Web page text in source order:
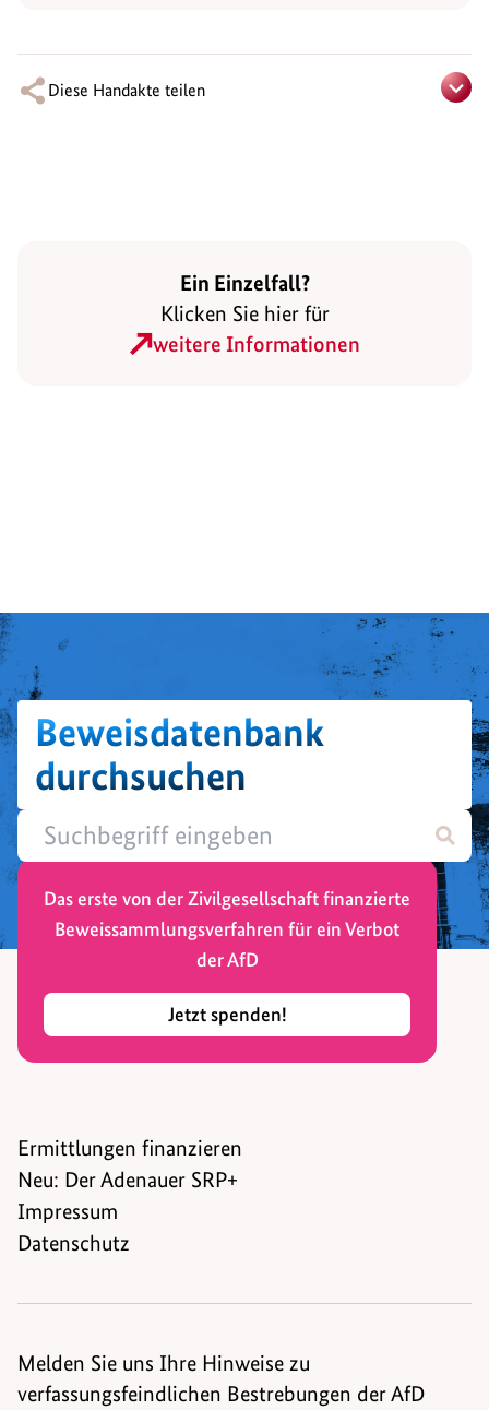
Diese Handakte teilen
Ein Einzelfall?
Klicken Sie hier für
weitere Informationen
Beweisdatenbank
durchsuchen
Das erste von der Zivilgesellschaft finanzierte
Beweissammlungsverfahren für ein Verbot
der AfD
Jetzt spenden!
Ermittlungen finanzieren
Neu: Der Adenauer SRP+
Impressum
Datenschutz
Melden Sie uns Ihre Hinweise zu
verfassungsfeindlichen Bestrebungen der AfD